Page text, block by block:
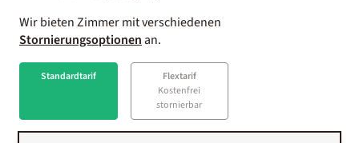
Wir bieten Zimmer mit verschiedenen
Stornierungsoptionenan.
Standardtarif
Flextarif
Kostenfrei
stornierbar